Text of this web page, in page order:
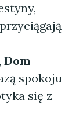
Dom
spokoju
się z